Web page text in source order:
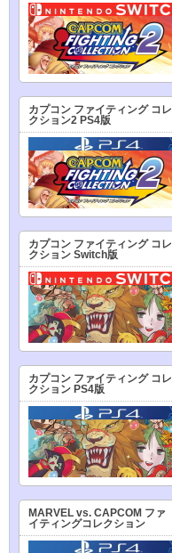
カプコン ファイティング コレ
クション2 PS4版
カプコン ファイティング コレ
クション Switch版
カプコン ファイティング コレ
クション PS4版
MARVEL vs. CAPCOM ファ
イティングコレクション